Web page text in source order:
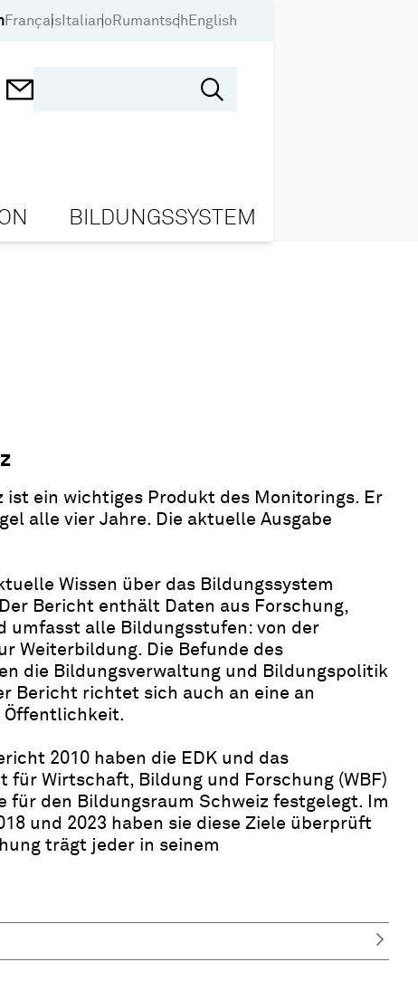
Français Italiano Rumantsch English
BILDUNGSSYSTEM
ist ein wichtiges Produkt des Monitorings. Er
alle vier Jahre. Die aktuelle Ausgabe
Wissen über das Bildungssystem
Bericht enthält Daten aus Forschung,
umfasst alle Bildungsstufen: von der
Weiterbildung. Die Befunde des
die Bildungsverwaltung und Bildungspolitik
Bericht richtet sich auch an eine an
Öffentlichkeit.
2010 haben die EDK und das
für Wirtschaft, Bildung und Forschung (WBF)
für den Bildungsraum Schweiz festgelegt. Im
und 2023 haben sie diese Ziele überprüft
trägt jeder in seinem